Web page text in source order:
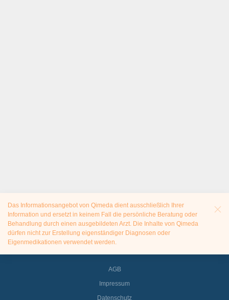
Das Informationsangebot von Qimeda dient ausschließlich Ihrer
Information und ersetzt in keinem Fall die persönliche Beratung oder
Behandlung durch einen ausgebildeten Arzt. Die Inhalte von Qimeda
dürfen nicht zur Erstellung eigenständiger Diagnosen oder
Eigenmedikationen verwendet werden.
AGB
Impressum
Datenschutz